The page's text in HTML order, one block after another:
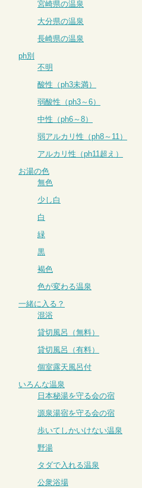
宮崎県の温泉
大分県の温泉
長崎県の温泉
ph別
不明
酸性（ph3未満）
弱酸性（ph3～6）
中性（ph6～8）
弱アルカリ性（ph8～11）
アルカリ性（ph11超え）
お湯の色
無色
少し白
白
緑
黒
褐色
色が変わる温泉
一緒に入る？
混浴
貸切風呂（無料）
貸切風呂（有料）
個室露天風呂付
いろんな温泉
日本秘湯を守る会の宿
源泉湯宿を守る会の宿
歩いてしかいけない温泉
野湯
タダで入れる温泉
公衆浴場